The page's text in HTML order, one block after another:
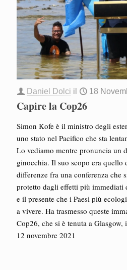
Daniel Dolci il 18
Capire la Cop26
Simon Kofe è il ministro degli
uno stato nel Pacifico che sta
Lo vediamo mentre pronuncia un
ginocchia. Il suo scopo era quello
differenze fra una conferenza che
protetto dagli effetti più immediati
e il presente che i Paesi più
a vivere. Ha trasmesso queste
Cop26, che si è tenuta a
12 novembre 2021